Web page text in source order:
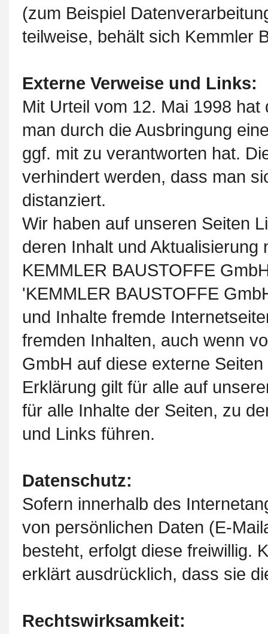
(zum Beispiel
teilweise, behält sich Kemmler
Externe Verweise und Links:
Mit Urteil vom 12. Mai 1998
man durch die Ausbringung
ggf. mit zu verantworten hat.
verhindert werden, dass man
distanziert.
Wir haben auf unseren Seiten
deren Inhalt und
KEMMLER BAUSTOFFE
'KEMMLER BAUSTOFFE
und Inhalte fremde
fremden Inhalten, auch wenn
GmbH auf diese externe
Erklärung gilt für alle auf
für alle Inhalte der Seiten, zu
und Links führen.
Datenschutz:
Sofern innerhalb des
von persönlichen Daten (E-
besteht, erfolgt diese freiwillig.
erklärt ausdrücklich, dass sie
Rechtswirksamkeit: